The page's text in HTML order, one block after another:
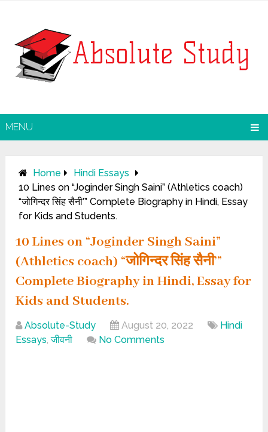
MENU
Home
Hindi Essays
10 Lines on “Joginder Singh Saini” (Athletics coach)
“जोगिन्दर सिंह सैनी’” Complete Biography in Hindi, Essay
for Kids and Students.
10 Lines on “Joginder Singh Saini”
(Athletics coach) “जोगिन्दर सिंह सैनी’”
Complete Biography in Hindi, Essay for
Kids and Students.
Absolute-Study August 20, 2022
Hindi
Essays,जीवनी No Comments